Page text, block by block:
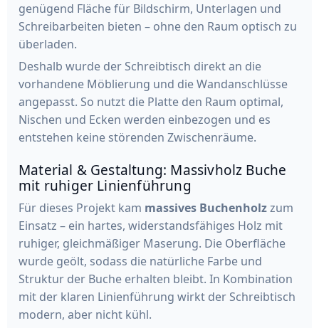
genügend Fläche für Bildschirm, Unterlagen und
Schreibarbeiten bieten – ohne den Raum optisch zu
überladen.
Deshalb wurde der Schreibtisch direkt an die
vorhandene Möblierung und die Wandanschlüsse
angepasst. So nutzt die Platte den Raum optimal,
Nischen und Ecken werden einbezogen und es
entstehen keine störenden Zwischenräume.
Material & Gestaltung: Massivholz Buche
mit ruhiger Linienführung
Für dieses Projekt kam massives Buchenholzzum
Einsatz – ein hartes, widerstandsfähiges Holz mit
ruhiger, gleichmäßiger Maserung. Die Oberfläche
wurde geölt, sodass die natürliche Farbe und
Struktur der Buche erhalten bleibt. In Kombination
mit der klaren Linienführung wirkt der Schreibtisch
modern, aber nicht kühl.